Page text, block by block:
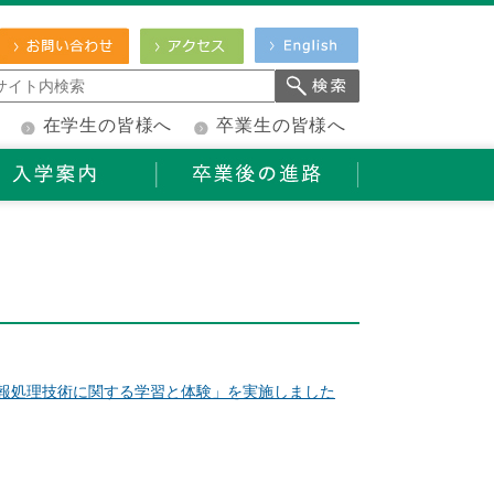
在学生の皆様へ 卒業生の皆様へ
処理技術に関する学習と体験」を実施しました